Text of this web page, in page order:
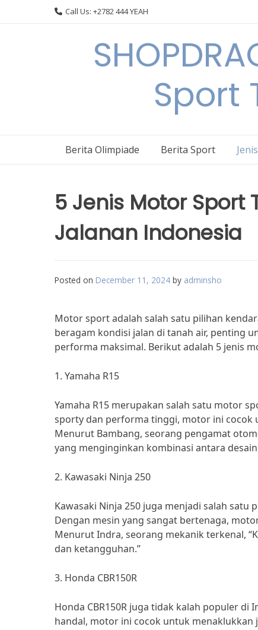
Call Us: +2782 444 YEAH
Sport
Berita Olimpiade Berita Sport
5 Jenis Motor Sport
Jalanan Indonesia
Posted on December 11, 2024 by adminsho
Motor sport adalah salah satu pilihan
beragam kondisi jalan di tanah air, penting
performa maksimal. Berikut adalah 5 jenis
1. Yamaha R15
Yamaha R15 merupakan salah satu motor
sporty dan performa tinggi, motor ini cocok
Menurut Bambang, seorang pengamat
yang menginginkan kombinasi antara
2. Kawasaki Ninja 250
Kawasaki Ninja 250 juga menjadi salah
Dengan mesin yang sangat bertenaga,
Menurut Indra, seorang mekanik terkenal,
dan ketangguhan.”
3. Honda CBR150R
Honda CBR150R juga tidak kalah populer
handal, motor ini cocok untuk